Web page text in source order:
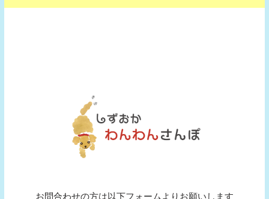
お問合わせの方は以下フォームよりお願いします